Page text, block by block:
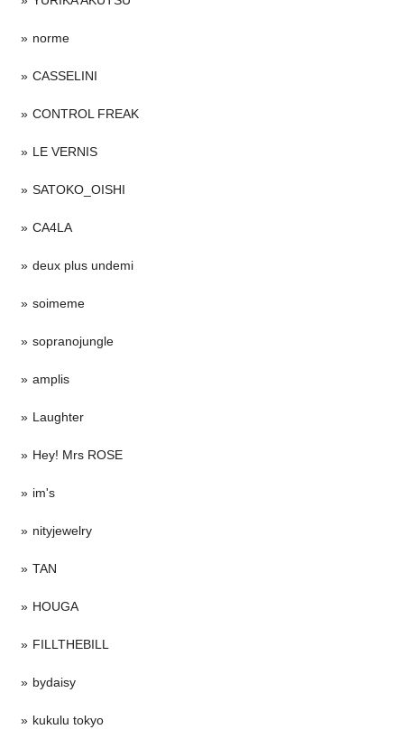
norme
CASSELINI
CONTROL FREAK
LE VERNIS
SATOKO_OISHI
CA4LA
deux plus undemi
soimeme
sopranojungle
amplis
Laughter
Hey! Mrs ROSE
im's
nityjewelry
TAN
HOUGA
FILLTHEBILL
bydaisy
kukulu tokyo